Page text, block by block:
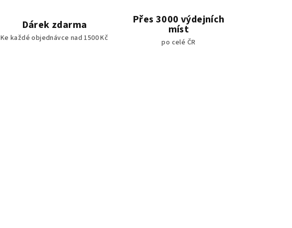
Dárek zdarma
Ke každé objednávce nad 1500 Kč
Přes 3000 výdejních
míst
po celé ČR